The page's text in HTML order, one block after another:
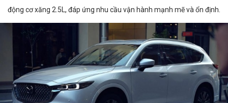
động cơ xăng 2.5L, đáp ứng nhu cầu vận hành mạnh mẽ và ổn định.